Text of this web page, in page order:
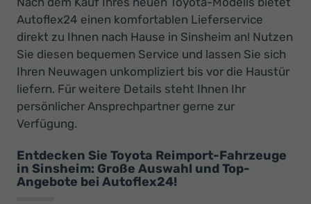
Autoflex24 einen komfortablen Lieferservice
direkt zu Ihnen nach Hause in Sinsheim an! Nutzen
Sie diesen bequemen Service und lassen Sie sich
Ihren Neuwagen unkompliziert bis vor die Haustür
liefern. Für weitere Details steht Ihnen Ihr
persönlicher Ansprechpartner gerne zur
Verfügung.
Entdecken Sie Toyota Reimport-Fahrzeuge
in Sinsheim: Große Auswahl und Top-
Angebote bei Autoflex24!